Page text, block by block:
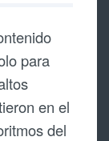
para
en el
del